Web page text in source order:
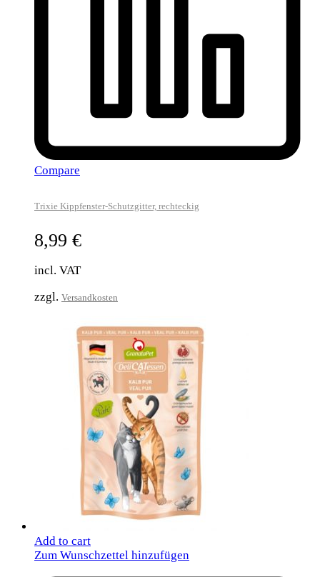
Compare
Trixie Kippfenster-Schutzgitter, rechteckig
8,99 €
incl. VAT
zzgl. Versandkosten
Add to cart
Zum Wunschzettel hinzufügen